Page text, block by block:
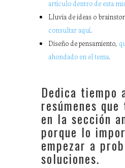
artículo dentro de esta
Lluvia de ideas o
consultar aquí.
Diseño de pensamiento,
ahondado en el tema.
Dedica tiempo
resúmenes
en la sección
porque lo
empezar a
soluciones.